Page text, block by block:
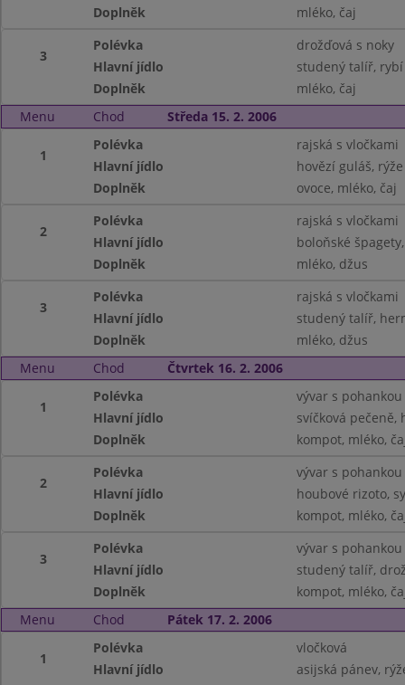
Doplněk
mléko, čaj
3
Polévka
drožďová s noky
Hlavní jídlo
studený talíř,
Doplněk
mléko, čaj
Menu
Chod Středa 15. 2. 2006
1
Polévka
rajská s vločkami
Hlavní jídlo
hovězí guláš, rýže
Doplněk
ovoce, mléko, čaj
2
Polévka
rajská s vločkami
Hlavní jídlo
boloňské špagety,
Doplněk
mléko, džus
3
Polévka
rajská s vločkami
Hlavní jídlo
studený talíř,
Doplněk
mléko, džus
Menu
Chod Čtvrtek 16. 2. 2006
1
Polévka
vývar s pohankou
Hlavní jídlo
svíčková pečeně,
Doplněk
kompot, mléko,
2
Polévka
vývar s pohankou
Hlavní jídlo
houbové rizoto,
Doplněk
kompot, mléko,
3
Polévka
vývar s pohankou
Hlavní jídlo
studený talíř,
Doplněk
kompot, mléko,
Menu
Chod Pátek 17. 2. 2006
1
Polévka
vločková
Hlavní jídlo
asijská pánev,